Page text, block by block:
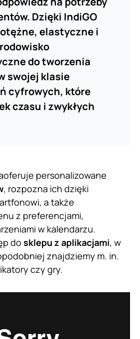
Dzięki IndiGO
elastyczne i
do tworzenia
swojej klasie
cyfrowych, które
czasu i zwykłych
personalizowane
, rozpozna ich dzięki
a także
z preferencjami,
w kalendarzu.
do sklepu z aplikacjami, w
znajdziemy m. in.
czy gry.